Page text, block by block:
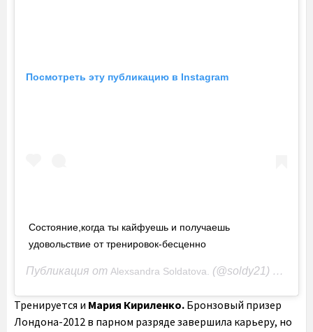
Посмотреть эту публикацию в Instagram
Состояние,когда ты кайфуешь и получаешь
удовольствие от тренировок-бесценно
Публикация от Alexsandra Soldatova. (@soldy21) 7 Сен
Тренируется и Мария Кириленко. Бронзовый призер
Лондона-2012 в парном разряде завершила карьеру, но